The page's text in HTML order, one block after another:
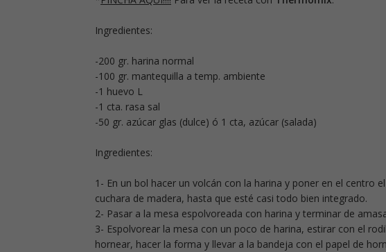
Ingredientes:
-200 gr. harina normal
-100 gr. mantequilla a temp. ambiente
-1 huevo L
-1 cta. rasa sal
-50 gr. azúcar glas (dulce) ó 1 cta, azúcar (salada)
Ingredientes:
1- En un bol hacer un volcán con la harina y poner en el centro
cuchara de madera, hasta que esté casi todo bien integrado.
2- Pasar a la mesa espolvoreada con harina y terminar de
3- Espolvorear la mesa con un poco de harina, estirar con el
hornear, hacer la forma y llevar a la bandeja con el papel de